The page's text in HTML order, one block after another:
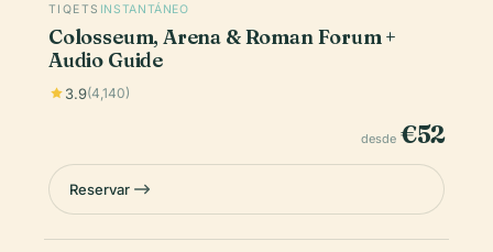
TIQETS INSTANTÁNEO
Colosseum, Arena & Roman Forum +
Audio Guide
3.9(4,140)
desde €52
Reservar